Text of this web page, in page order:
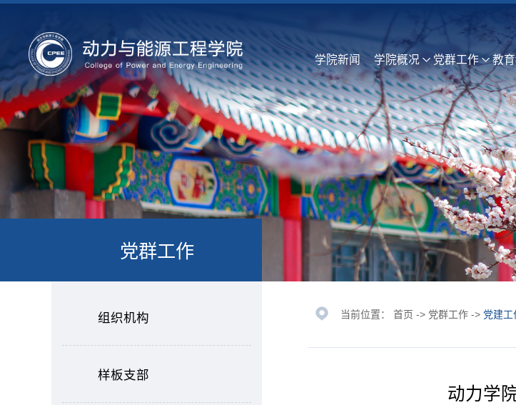
学院新闻 学院概况 党群工作 教
党群工作
组织机构
样板支部
当前位置： 首页 -> 党群工作 -> 党建工
动力学